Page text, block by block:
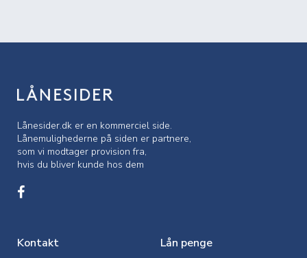
Lånesider.dk er en kommerciel side.
Lånemulighederne på siden er partnere,
som vi modtager provision fra,
hvis du bliver kunde hos dem
Kontakt Lån penge